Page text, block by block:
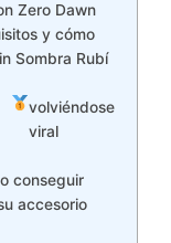
Zero Dawn
y cómo
Sombra Rubí
volviéndose
viral
conseguir
accesorio